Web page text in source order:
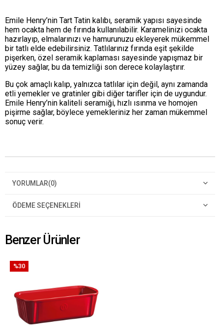
Emile Henry’nin Tart Tatin kalıbı, seramik yapısı sayesinde
hem ocakta hem de fırında kullanılabilir. Karamelinizi ocakta
hazırlayıp, elmalarınızı ve hamurunuzu ekleyerek mükemmel
bir tatlı elde edebilirsiniz. Tatlılarınız fırında eşit şekilde
pişerken, özel seramik kaplaması sayesinde yapışmaz bir
yüzey sağlar, bu da temizliği son derece kolaylaştırır.
Bu çok amaçlı kalıp, yalnızca tatlılar için değil, aynı zamanda
etli yemekler ve gratinler gibi diğer tarifler için de uygundur.
Emile Henry’nin kaliteli seramiği, hızlı ısınma ve homojen
pişirme sağlar, böylece yemekleriniz her zaman mükemmel
sonuç verir.
YORUMLAR(0)
ÖDEME SEÇENEKLERI
Benzer Ürünler
%30